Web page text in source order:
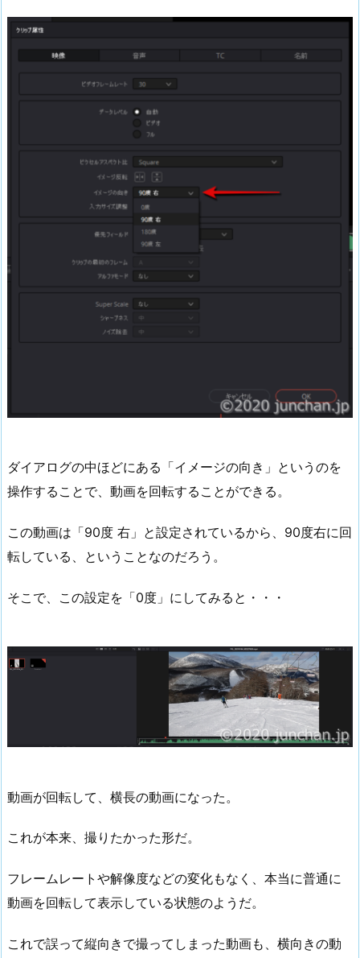
ダイアログの中ほどにある「イメージの向き」というのを
操作することで、動画を回転することができる。
この動画は「90度 右」と設定されているから、90度右に回
転している、ということなのだろう。
そこで、この設定を「0度」にしてみると・・・
動画が回転して、横長の動画になった。
これが本来、撮りたかった形だ。
フレームレートや解像度などの変化もなく、本当に普通に
動画を回転して表示している状態のようだ。
これで誤って縦向きで撮ってしまった動画も、横向きの動